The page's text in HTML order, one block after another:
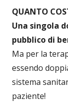
QUANTO
Una singola
pubblico di
Ma per la
essendo
sistema
paziente!